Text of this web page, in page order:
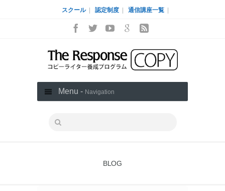
スクール 認定制度 通信講座一覧
Menu - Navigation
BLOG